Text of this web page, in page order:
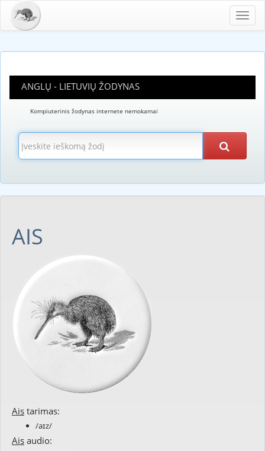
ANGLŲ - LIETUVIŲ ŽODYNAS
Kompiuterinis žodynas internete nemokamai
AIS
Ais tarimas:
/aɪz/
Ais audio: